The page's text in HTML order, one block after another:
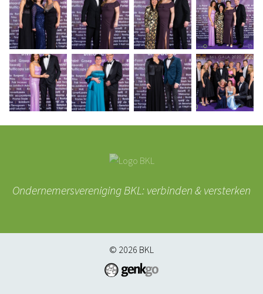
Ondernemersvereniging BKL: verbinden & versterken
© 2026 BKL